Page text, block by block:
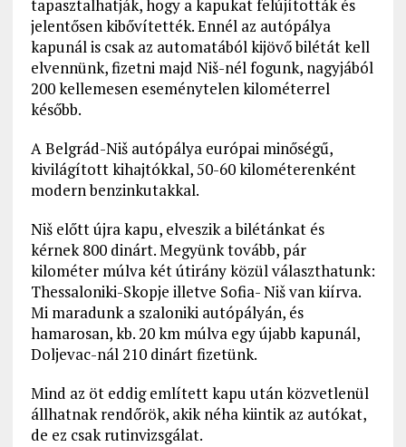
tapasztalhatják, hogy a kapukat felújították és
jelentősen kibővítették. Ennél az autópálya
kapunál is csak az automatából kijövő bilétát kell
elvennünk, fizetni majd Niš-nél fogunk, nagyjából
200 kellemesen eseménytelen kilométerrel
később.
A Belgrád-Niš autópálya európai minőségű,
kivilágított kihajtókkal, 50-60 kilométerenként
modern benzinkutakkal.
Niš előtt újra kapu, elveszik a bilétánkat és
kérnek 800 dinárt. Megyünk tovább, pár
kilométer múlva két útirány közül választhatunk:
Thessaloniki-Skopje illetve Sofia- Niš van kiírva.
Mi maradunk a szaloniki autópályán, és
hamarosan, kb. 20 km múlva egy újabb kapunál,
Doljevac-nál 210 dinárt fizetünk.
Mind az öt eddig említett kapu után közvetlenül
állhatnak rendőrök, akik néha kiintik az autókat,
de ez csak rutinvizsgálat.